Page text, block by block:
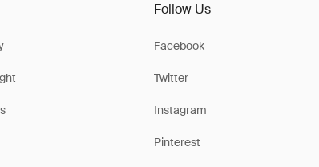
Follow Us
Facebook
Twitter
Instagram
Pinterest